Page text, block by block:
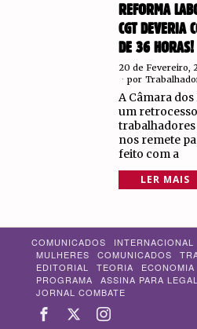
REFORMA
CGT DEVERIA
DE 36 HORAS!
20 de Fevereiro,
por
A Câmara
um
nos remete
feito com a
LER MAIS
COMUNICADOS INTERNACIONAL
MULHERES
COMUNICADOS
EDITORIAL
TEORIA ECONOMIA
PROGRAMA
ASSINA PARA
JORNAL COMBATE